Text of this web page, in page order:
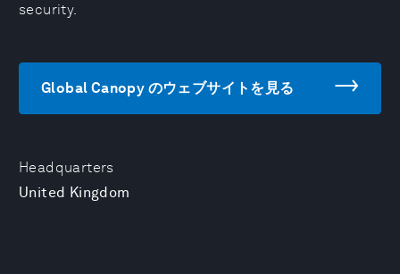
Headquarters
United Kingdom
security.
Global Canopy のウェブサイトを見る